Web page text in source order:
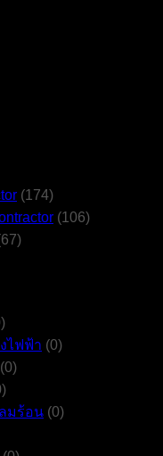
(174)
(106)
ไฟฟ้า (0)
(0)
ลมร้อน (0)